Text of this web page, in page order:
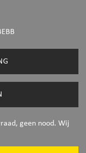
geen nood. Wij